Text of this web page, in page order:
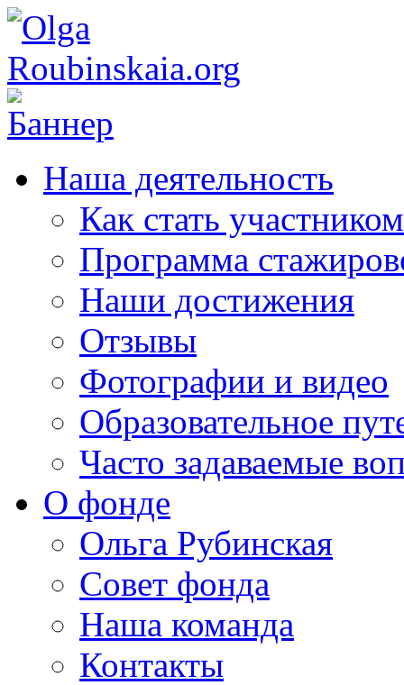
Наша деятельность
Как стать участником
Программа
Наши достижения
Отзывы
Фотографии и видео
Образовательное
Часто задаваемые
О фонде
Ольга Рубинская
Совет фонда
Наша команда
Контакты